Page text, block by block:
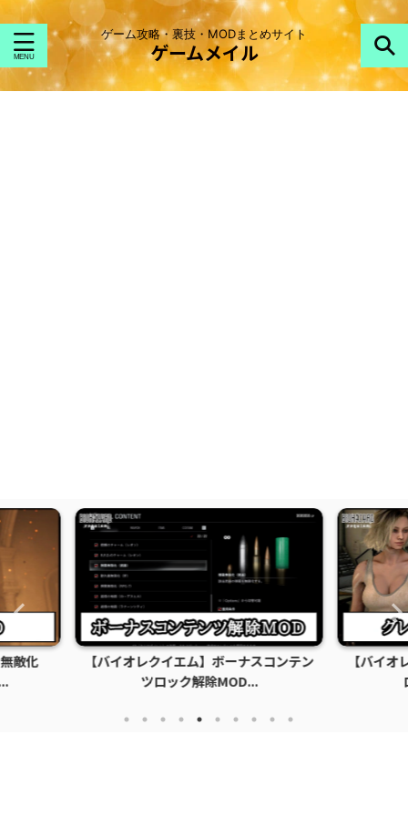
ゲーム攻略・裏技・MODまとめサイト
ゲームメイル
ンテン
【バイオレクイエム】グレース巨乳化エ
ロMODの導入方法...
【バイ